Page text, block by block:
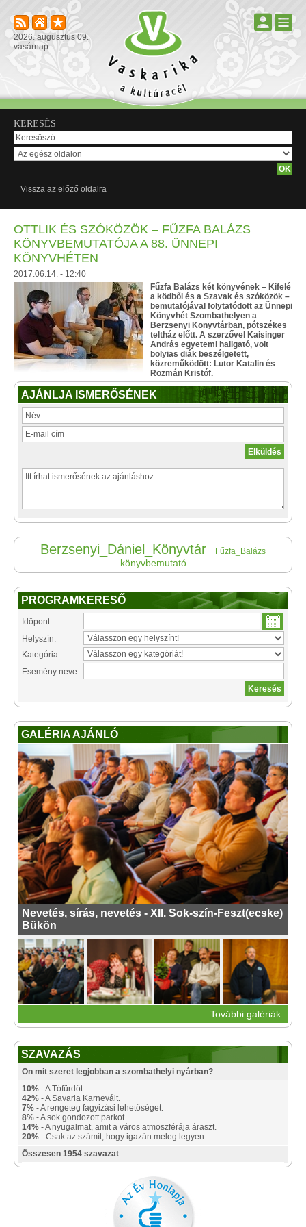
2026. augusztus 09.
vasárnap
KERESÉS
Vissza az előző oldalra
OTTLIK ÉS SZÓKÖZÖK – FŰZFA BALÁZS
KÖNYVBEMUTATÓJA A 88. ÜNNEPI
KÖNYVHÉTEN
2017.06.14. - 12:40
Fűzfa Balázs két könyvének – Kifelé
a ködből és a Szavak és szóközök –
bemutatójával folytatódott az Ünnepi
Könyvhét Szombathelyen a
Berzsenyi Könyvtárban, pótszékes
teltház előtt. A szerzővel Kaisinger
András egyetemi hallgató, volt
bolyias diák beszélgetett,
közreműködött: Lutor Katalin és
Rozmán Kristóf.
AJÁNLJA ISMERŐSÉNEK
Berzsenyi_Dániel_Könyvtár Fűzfa_Balázs
könyvbemutató
PROGRAMKERESŐ
Időpont:
Helyszín:
Kategória:
Esemény neve:
GALÉRIA AJÁNLÓ
Nevetés, sírás, nevetés - XII. Sok-szín-Feszt(ecske)
Bükön
További galériák
SZAVAZÁS
Ön mit szeret legjobban a szombathelyi nyárban?
10% - A Tófürdőt.
42% - A Savaria Karnevált.
7% - A rengeteg fagyizási lehetőséget.
8% - A sok gondozott parkot.
14% - A nyugalmat, amit a város atmoszférája áraszt.
20% - Csak az számít, hogy igazán meleg legyen.
Összesen 1954 szavazat